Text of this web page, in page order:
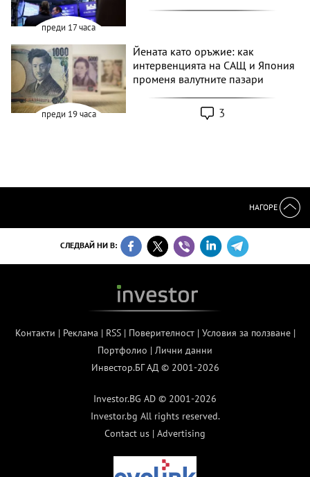
преди 17 часа
преди 19 часа
Йената като оръжие: как
интервенцията на САЩ и Япония
променя валутните пазари
3
НАГОРЕ
СЛЕДВАЙ НИ В:
Контакти | Реклама | RSS| Поверителност| Условия за ползване|
Портфолио | Лични данни
Инвестор.БГ АД © 2001-2026
Investor.BG AD © 2001-2026
Investor.bg All rights reserved.
Contact us | Advertising